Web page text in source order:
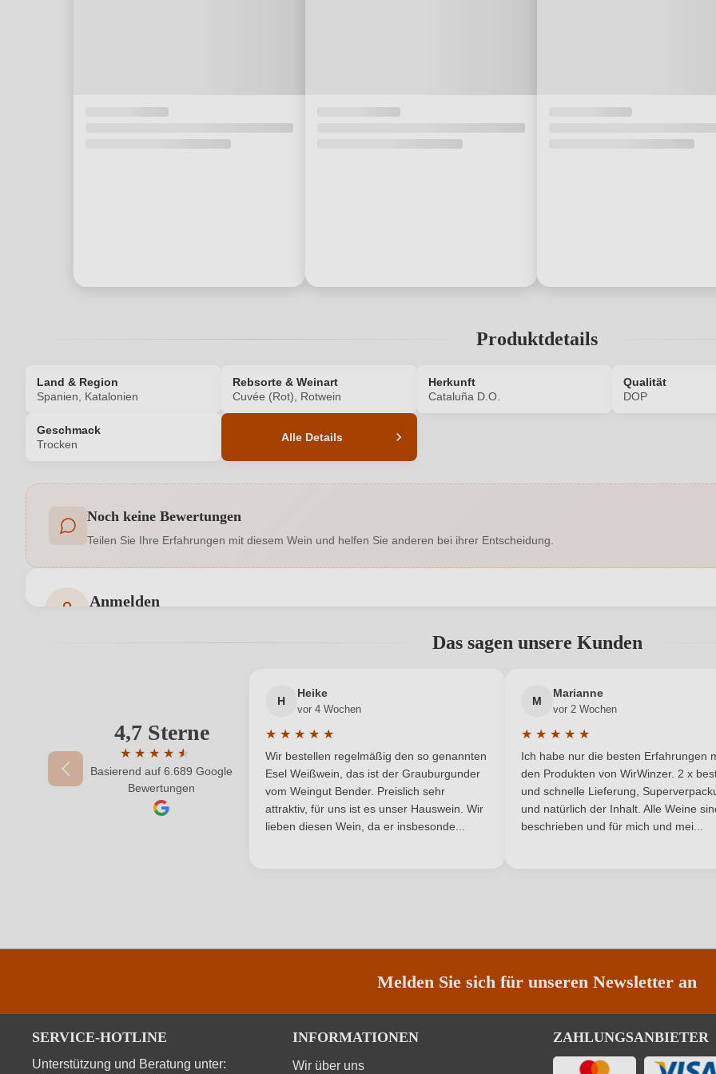
Produktdetails
Land & Region
Spanien, Katalonien
Rebsorte & Weinart
Cuvée (Rot), Rotwein
Herkunft
Cataluña D.O.
Qualität
DOP
Geschmack
Trocken
Alle Details
Allergene
Cuvée-Rebsorten
adresse
Passt zu
Qualität Rebsorte
Region Traubenfarbe
Noch keine Bewertungen
Teilen Sie Ihre Erfahrungen mit diesem Wein und helfen Sie anderen bei ihrer Entscheidung.
Anmelden
Ihre E-Mail-Adresse
Ihr Passwort
Das sagen unsere Kunden
4,7 Sterne
★ ★ ★ ★ ★
★
Durchschnittliche Bewertung von 4.7 von 5 Sternen
Basierend auf 6.689 Google
Bewertungen
H
Heike
vor 4 Wochen
★ ★ ★ ★ ★
Durchschnittliche Bewertung von 5 von 5 Sternen
Wir bestellen regelmäßig den so genannten
Esel Weißwein, das ist der Grauburgunder
vom Weingut Bender. Preislich sehr
attraktiv, für uns ist es unser Hauswein. Wir
lieben diesen Wein, da er insbesonde...
M
Marianne
vor 2 Wochen
★ ★ ★ ★ ★
Durchschnittliche Bewertung von
Ich habe nur die besten Erfahrungen
den Produkten von WirWinzer. 2 x
und schnelle Lieferung,
und natürlich der Inhalt. Alle Weine
beschrieben und für mich und mei...
Melden Sie sich für unseren Newsletter an
SERVICE-HOTLINE
Unterstützung und Beratung unter:
INFORMATIONEN
Wir über uns
ZAHLUNGSANBIETER